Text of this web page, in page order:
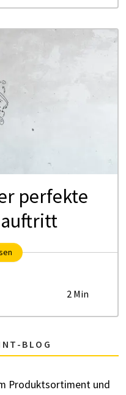
perfekte
2 Min
BLOG
Produktsortiment und